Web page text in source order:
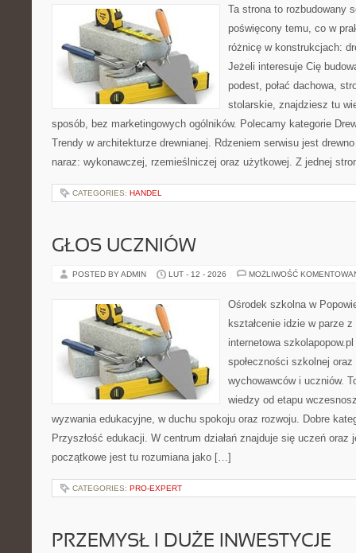
Ta strona to rozbudowany
poświęcony temu, co w
różnicę w konstrukcjach:
Jeżeli interesuje Cię
podest, połać dachowa,
stolarskie, znajdziesz tu
sposób, bez marketingowych ogólników. Polecamy kategorie
Trendy w architekturze drewnianej. Rdzeniem serwisu jest
naraz: wykonawczej, rzemieślniczej oraz użytkowej. Z jednej
CATEGORIES: HANDEL
GŁOS UCZNIÓW
POSTED BY ADMIN LUT - 12 - 2026 MOŻLIWOŚĆ
Ośrodek szkolna w
kształcenie idzie w parze
internetowa
społeczności szkolnej
wychowawców i uczniów.
wiedzy od etapu
wyzwania edukacyjne, w duchu spokoju oraz rozwoju. Dobre
Przyszłość edukacji. W centrum działań znajduje się uczeń oraz
początkowe jest tu rozumiana jako […]
CATEGORIES: PRO-EXPERT
PRZEMYSŁ I DUŻE INWESTYCJE